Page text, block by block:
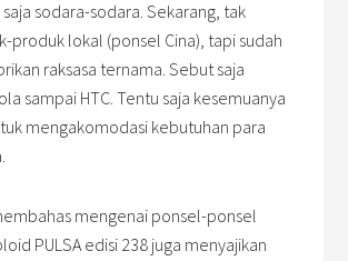
sodara-sodara. Sekarang, tak
produk lokal (ponsel Cina), tapi sudah
raksasa ternama. Sebut saja
sampai HTC. Tentu saja kesemuanya
mengakomodasi kebutuhan para
mengenai ponsel-ponsel
PULSA edisi 238 juga menyajikan